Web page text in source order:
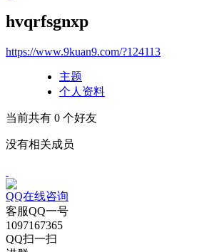
hvqrfsgnxp
https://www.9kuan9.com/?124113
主题
个人资料
当前共有 0 个好友
没有相关成员
QQ在线咨询
客服QQ一号
1097167365
QQ扫一扫